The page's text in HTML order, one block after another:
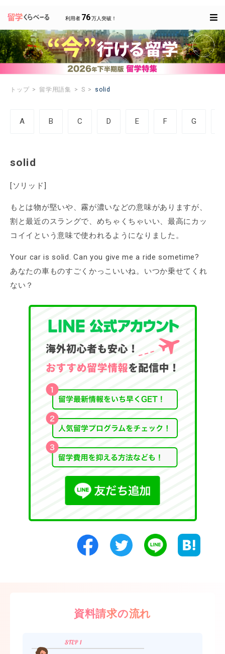
利用者 76万人突破！
トップ 留学用語集 S solid
A B C D E F G
solid
[ソリッド]
もとは物が堅いや、霧が濃いなどの意味がありますが、
割と最近のスラングで、めちゃくちゃいい、最高にカッ
コイイという意味で使われるようになりました。
Your car is solid. Can you give me a ride sometime?
あなたの車ものすごくかっこいいね。いつか乗せてくれ
ない？
資料請求の流れ